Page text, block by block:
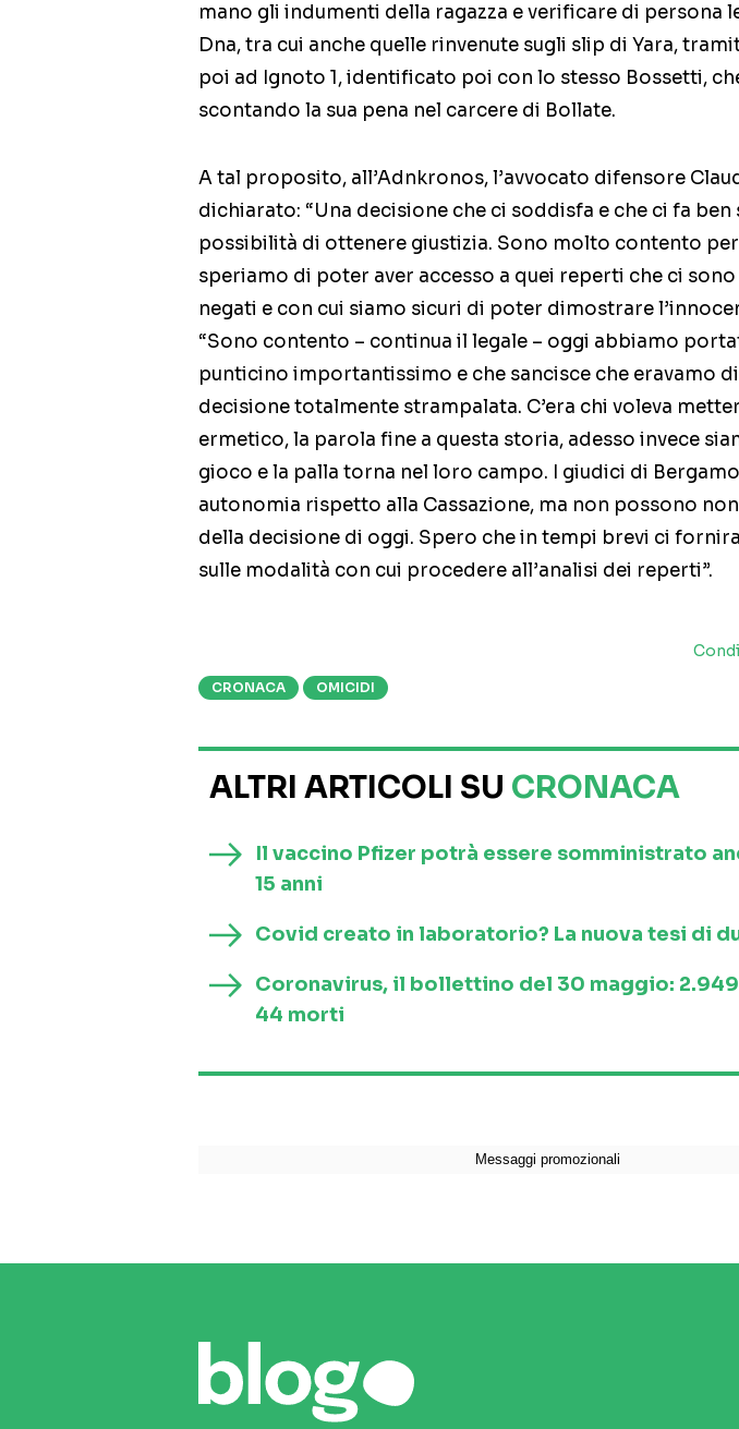
mano gli indumenti della ragazza e verificare di persona
Dna, tra cui anche quelle rinvenute sugli slip di Yara,
poi ad Ignoto 1, identificato poi con lo stesso Bossetti,
scontando la sua pena nel carcere di Bollate.
A tal proposito, all’Adnkronos, l’avvocato difensore
dichiarato: “Una decisione che ci soddisfa e che ci fa ben
possibilità di ottenere giustizia. Sono molto contento
speriamo di poter aver accesso a quei reperti che ci
negati e con cui siamo sicuri di poter dimostrare
“Sono contento – continua il legale – oggi abbiamo
punticino importantissimo e che sancisce che eravamo
decisione totalmente strampalata. C’era chi voleva
ermetico, la parola fine a questa storia, adesso invece
gioco e la palla torna nel loro campo. I giudici di
autonomia rispetto alla Cassazione, ma non possono
della decisione di oggi. Spero che in tempi brevi ci
sulle modalità con cui procedere all’analisi dei reperti”.
CRONACA OMICIDI
ALTRI ARTICOLI SU CRONACA
Il vaccino Pfizer potrà essere somministrato
15 anni
Covid creato in laboratorio? La nuova tesi di
Coronavirus, il bollettino del 30 maggio: 2.949
44 morti